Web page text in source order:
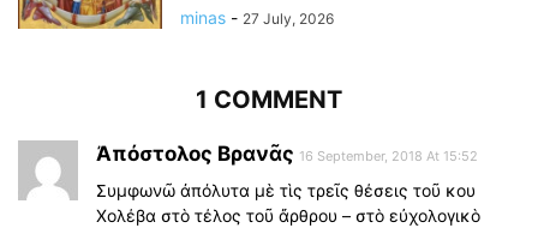
minas - 27 July, 2026
1 COMMENT
Ἀπόστολος Βρανᾶς 16 September, 2018 At 15:52
Συμφωνῶ ἀπόλυτα μὲ τὶς τρεῖς θέσεις τοῦ κου
Χολέβα στὸ τέλος τοῦ ἄρθρου – στὸ εὐχολογικὸ